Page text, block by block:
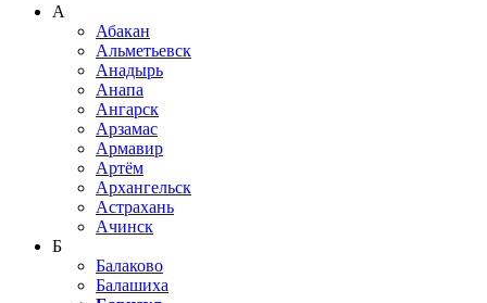
А
Абакан
Альметьевск
Анадырь
Анапа
Ангарск
Арзамас
Армавир
Артём
Архангельск
Астрахань
Ачинск
Б
Балаково
Балашиха